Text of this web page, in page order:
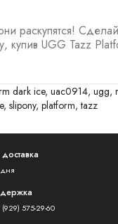
раскупятся!
купив UGG Tazz
dark ice, uac0914, ugg,
, slipony, platform,tazz
дня
575-29-60